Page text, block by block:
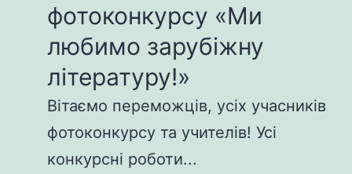
фотоконкурсу «Ми
любимо зарубіжну
літературу!»
Вітаємо переможців, усіх учасників
фотоконкурсу та учителів! Усі
конкурсні роботи...